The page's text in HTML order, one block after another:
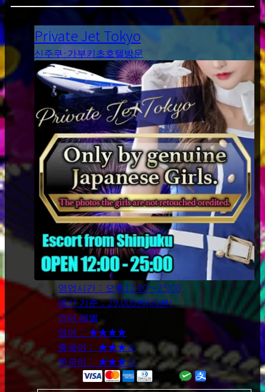
Private Jet Tokyo
신주쿠·가부키초호텔방문
영업시간：오후12:00～25:00
예산 기준：29,000엔(60분)
언어 레벨
영어： ★★★★
중국어： ★★★☆
한국어： ★★★☆